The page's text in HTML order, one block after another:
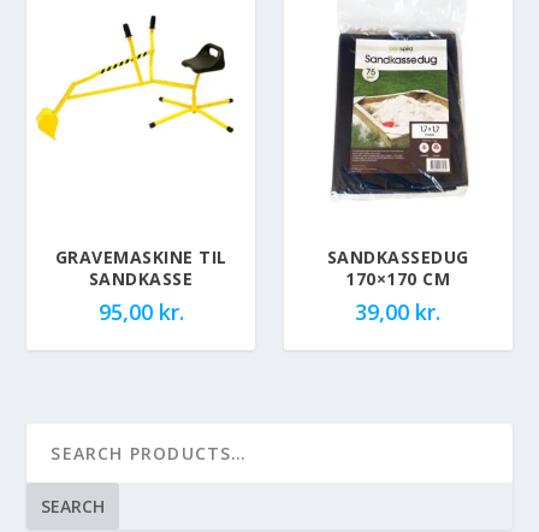
GRAVEMASKINE TIL
SANDKASSE
95,00 kr.
SANDKASSEDUG
170×170 CM
39,00 kr.
SEARCH